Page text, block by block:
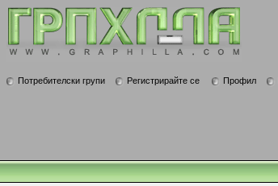
Потребителски групи Регистрирайте се Профил